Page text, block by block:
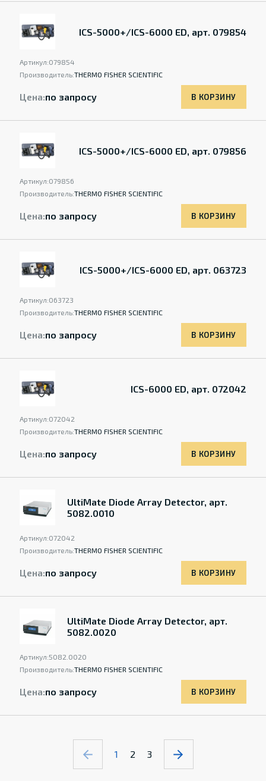
ICS-5000+/ICS-6000 ED, арт. 079854
Артикул:079854
Производитель:THERMO FISHER SCIENTIFIC
Цена:по запросу В КОРЗИНУ
ICS-5000+/ICS-6000 ED, арт. 079856
Артикул:079856
Производитель:THERMO FISHER SCIENTIFIC
Цена:по запросу В КОРЗИНУ
ICS-5000+/ICS-6000 ED, арт. 063723
Артикул:063723
Производитель:THERMO FISHER SCIENTIFIC
Цена:по запросу В КОРЗИНУ
ICS-6000 ED, арт. 072042
Артикул:072042
Производитель:THERMO FISHER SCIENTIFIC
Цена:по запросу В КОРЗИНУ
UltiMate Diode Array Detector, арт.
5082.0010
Артикул:072042
Производитель:THERMO FISHER SCIENTIFIC
Цена:по запросу В КОРЗИНУ
UltiMate Diode Array Detector, арт.
5082.0020
Артикул:5082.0020
Производитель:THERMO FISHER SCIENTIFIC
Цена:по запросу В КОРЗИНУ
1 2 3